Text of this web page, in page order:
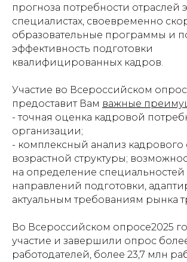
прогноза потребности отраслей
специалистах, своевременно
образовательные программы и
эффективность подготовки
квалифицированных кадров.
Участие во Всероссийском
предоставит Вам важные
- точная оценка кадровой
организации;
- комплексный анализ кадрового
возрастной структуры;
на определение специальностей
направлений подготовки,
актуальным требованиям рынка
Во Всероссийском опросе2025
участие и завершили опрос
работодателей, более 23,7 млн